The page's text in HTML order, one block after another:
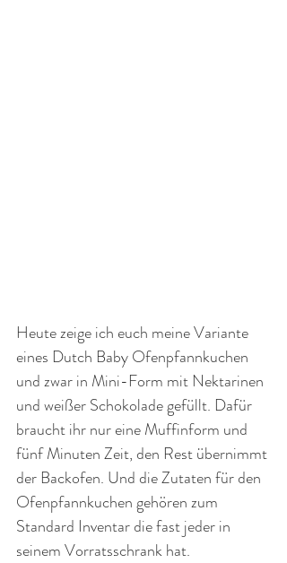
Heute zeige ich euch meine Variante
eines Dutch Baby Ofenpfannkuchen
und zwar in Mini-Form mit Nektarinen
und weißer Schokolade gefüllt. Dafür
braucht ihr nur eine Muffinform und
fünf Minuten Zeit, den Rest übernimmt
der Backofen. Und die Zutaten für den
Ofenpfannkuchen gehören zum
Standard Inventar die fast jeder in
seinem Vorratsschrank hat.